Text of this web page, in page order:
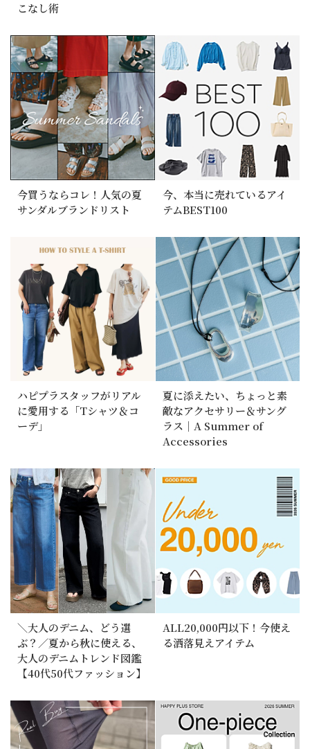
こなし術
今買うならコレ！人気の夏
サンダルブランドリスト
今、本当に売れているアイ
テムBEST100
ハピプラスタッフがリアル
に愛用する「Tシャツ＆コ
ーデ」
夏に添えたい、ちょっと素
敵なアクセサリー＆サング
ラス｜A Summer of
Accessories
＼大人のデニム、どう選
ぶ？／夏から秋に使える、
大人のデニムトレンド図鑑
【40代50代ファッション】
ALL20,000円以下！今使え
る洒落見えアイテム